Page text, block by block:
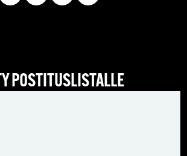
POSTITUSLISTALLE